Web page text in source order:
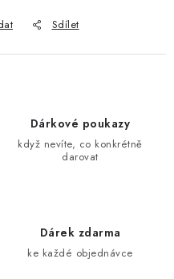
Sdílet
Dárkové poukazy
když nevíte, co konkrétně
darovat
Dárek zdarma
ke každé objednávce